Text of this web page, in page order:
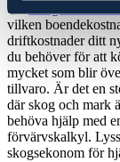
din
vilken
driftkostnader ditt
du behöver för att
mycket som blir
tillvaro. Är det en
där skog och mark
behöva hjälp med
förvärvskalkyl.
skogsekonom för